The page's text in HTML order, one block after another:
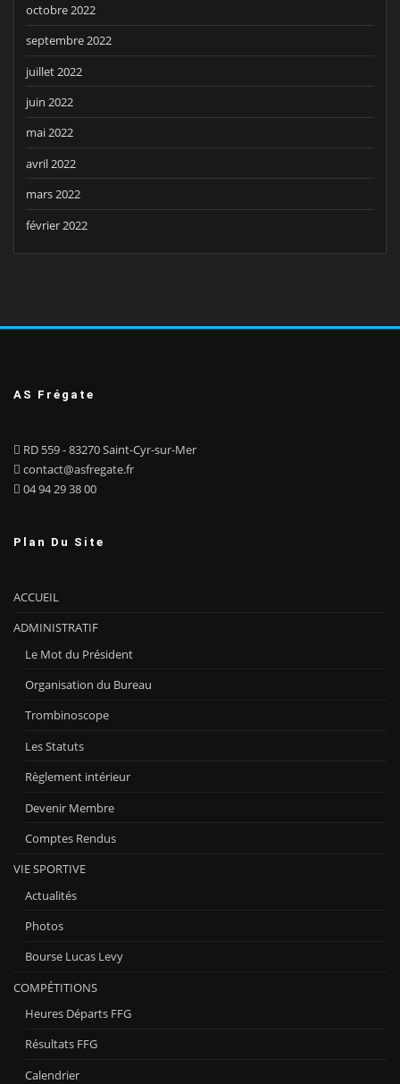
octobre 2022
septembre 2022
juillet 2022
juin 2022
mai 2022
avril 2022
mars 2022
février 2022
AS Frégate
RD 559 - 83270 Saint-Cyr-sur-Mer
contact@asfregate.fr
04 94 29 38 00
Plan Du Site
ACCUEIL
ADMINISTRATIF
Le Mot du Président
Organisation du Bureau
Trombinoscope
Les Statuts
Règlement intérieur
Devenir Membre
Comptes Rendus
VIE SPORTIVE
Actualités
Photos
Bourse Lucas Levy
COMPÉTITIONS
Heures Départs FFG
Résultats FFG
Calendrier